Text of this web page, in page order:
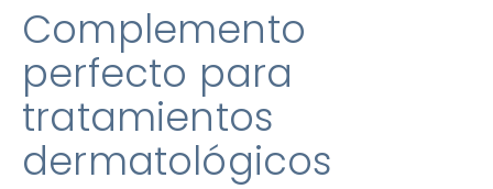
Complemento
perfecto para
tratamientos
dermatológicos